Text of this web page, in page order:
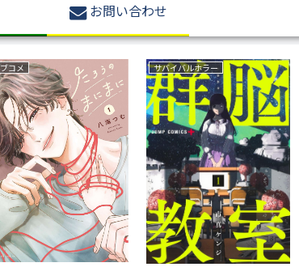
お問い合わせ
復讐